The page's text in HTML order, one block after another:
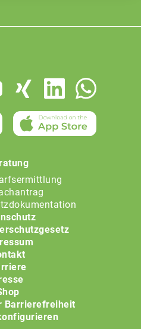
Barrierefreiheit